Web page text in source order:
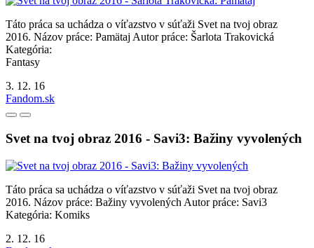
Táto práca sa uchádza o víťazstvo v súťaži Svet na tvoj obraz
2016. Názov práce: Pamätaj Autor práce: Šarlota Trakovická
Kategória:
Fantasy
3. 12. 16
Fandom.sk
Svet na tvoj obraz 2016 - Savi3: Bažiny vyvolených
Táto práca sa uchádza o víťazstvo v súťaži Svet na tvoj obraz
2016. Názov práce: Bažiny vyvolených Autor práce: Savi3
Kategória: Komiks
2. 12. 16